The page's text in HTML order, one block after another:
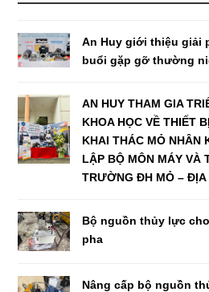
An Huy giới thiệu giải
buổi gặp gỡ thường
AN HUY THAM GIA
KHOA HỌC VỀ THIẾT
KHAI THÁC MỎ NHÂN
LẬP BỘ MÔN MÁY VÀ
TRƯỜNG ĐH MỎ – ĐỊA
Bộ nguồn thủy lực
pha
Nâng cấp bộ nguồn